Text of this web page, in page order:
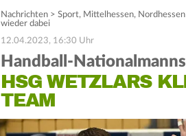
Nachrichten > Sport, Mittelhessen, Nordhessen
wieder dabei
12.04.2023, 16:30 Uhr
Handball-
HSG WETZLARS
TEAM